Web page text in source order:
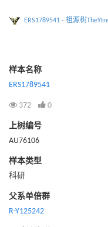
ERS1789541 - 祖源树
样本名称
ERS1789541
372 0
上树编号
AU76106
样本类型
科研
父系单倍群
R-Y125242